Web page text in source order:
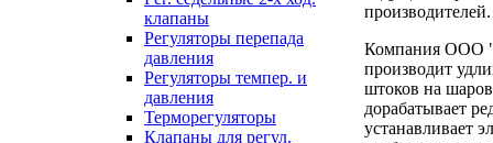
клапаны
Регуляторы перепада
давления
Регуляторы темпер. и
давления
Терморегуляторы
Клапаны для регул.
производителей.
Компания ООО
производит
штоков на
дорабатывает
устанавливает